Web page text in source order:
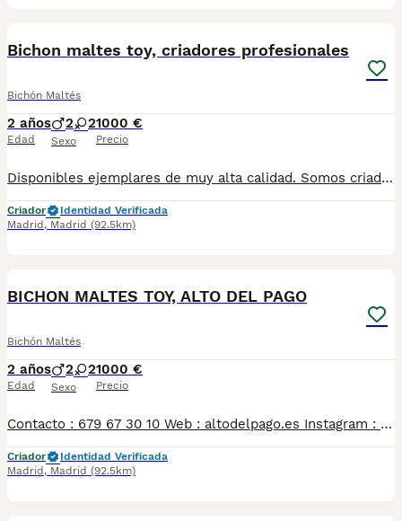
Bichon maltes toy, criadores profesionales
Bichón Maltés
2 años
Edad
2 2
Sexo
1000 €
Precio
Disponibles ejemplares de muy alta calidad. Somos criadores con muchos años de experiencia en la raza, responsables y entregamos nuestros ejemplares con toda su documentación en regla Pedimos seriedad Contacto : 679 67 30 10 Web : altodelpago.es Instagram : @altodelpago
Criador
Identidad Verificada
Madrid , Madrid (92.5km)
BICHON MALTES TOY, ALTO DEL PAGO
Bichón Maltés
2 años
Edad
2 2
Sexo
1000 €
Precio
Contacto : 679 67 30 10 Web : altodelpago.es Instagram : @altodelpago Criados en ambiente familiar, en plena naturaleza. Se entregan con toda su documentación y cartilla. Posibilidad de visitarnos cualquier dia del año. Pedimos seriedad y responsabilidad.
Criador
Identidad Verificada
Madrid , Madrid (92.5km)